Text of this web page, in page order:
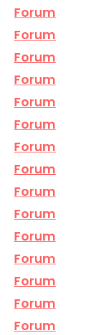
Forum
Forum
Forum
Forum
Forum
Forum
Forum
Forum
Forum
Forum
Forum
Forum
Forum
Forum
Forum